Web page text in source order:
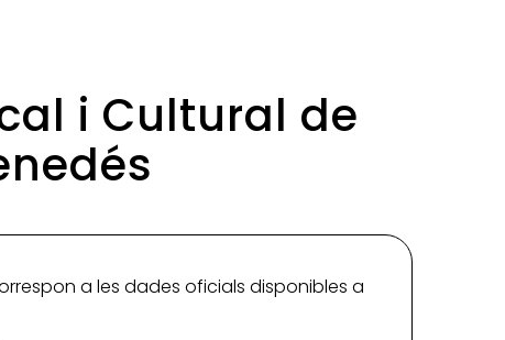
i Cultural de
a les dades oficials disponibles a